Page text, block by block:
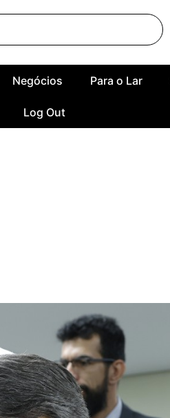
Negócios Para o Lar
Log Out